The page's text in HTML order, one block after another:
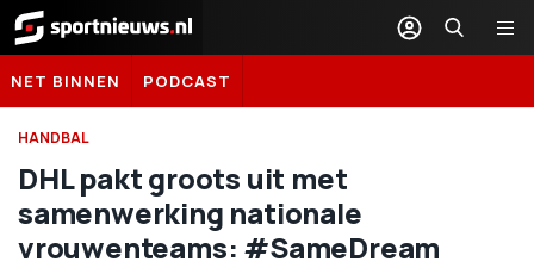
Sportnieuws.nl
NET BINNEN PODCAST
HANDBAL
DHL pakt groots uit met
samenwerking nationale
vrouwenteams: #SameDream